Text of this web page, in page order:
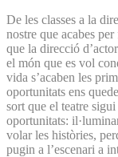
De les classes a la
nostre que acabes
que la direcció
el món que es vol
vida s’acaben les
oportunitats ens
sort que el teatre
oportunitats:
volar les històries,
pugin a l’escenari a